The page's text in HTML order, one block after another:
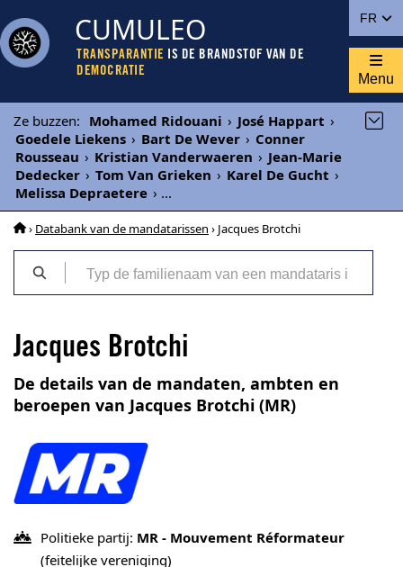
FR
CUMULEO
TRANSPARANTIE IS DE BRANDSTOF VAN DE
DEMOCRATIE
Menu
Ze buzzen: Mohamed Ridouani › José Happart ›
Goedele Liekens › Bart De Wever › Conner
Rousseau › Kristian Vanderwaeren › Jean-Marie
Dedecker › Tom Van Grieken › Karel De Gucht ›
Melissa Depraetere › ...
› Databank van de mandatarissen › Jacques Brotchi
Jacques Brotchi
De details van de mandaten, ambten en
beroepen van Jacques Brotchi (MR)
Politieke partij: MR - Mouvement Réformateur
(feitelijke vereniging)